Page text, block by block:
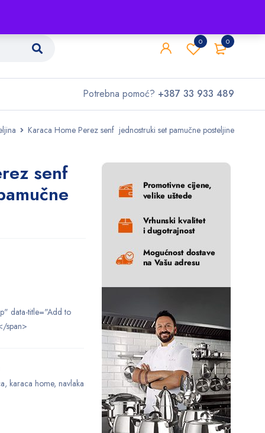
0
0
Potrebna pomoć? +387 33 933 489
Karaca Home Perez senf jednostruki set pamučne posteljine
senf
data-title="Add to
span>
, karaca home, navlaka